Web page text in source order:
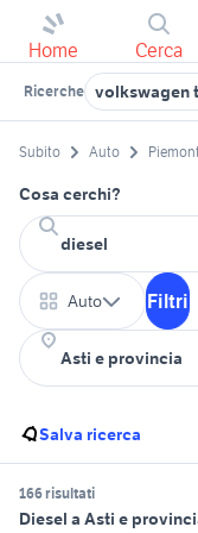
Home Cerca
Ricerche volkswagen
Subito Auto
Cosa cerchi?
Auto Filtri
Salva ricerca
166 risultati
Diesel a Asti e